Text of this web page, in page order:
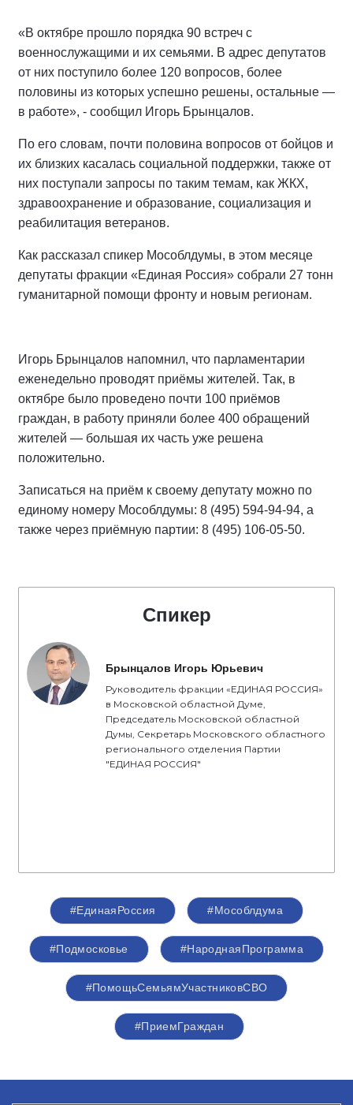
«В октябре прошло порядка 90 встреч с
военнослужащими и их семьями. В адрес депутатов
от них поступило более 120 вопросов, более
половины из которых успешно решены, остальные —
в работе», - сообщил Игорь Брынцалов.
По его словам, почти половина вопросов от бойцов и
их близких касалась социальной поддержки, также от
них поступали запросы по таким темам, как ЖКХ,
здравоохранение и образование, социализация и
реабилитация ветеранов.
Как рассказал спикер Мособлдумы, в этом месяце
депутаты фракции «Единая Россия» собрали 27 тонн
гуманитарной помощи фронту и новым регионам.
Игорь Брынцалов напомнил, что парламентарии
еженедельно проводят приёмы жителей. Так, в
октябре было проведено почти 100 приёмов
граждан, в работу приняли более 400 обращений
жителей — большая их часть уже решена
положительно.
Записаться на приём к своему депутату можно по
единому номеру Мособлдумы: 8 (495) 594-94-94, а
также через приёмную партии: 8 (495) 106-05-50.
Спикер
Брынцалов Игорь Юрьевич
Руководитель фракции «ЕДИНАЯ РОССИЯ»
в Московской областной Думе,
Председатель Московской областной
Думы, Секретарь Московского областного
регионального отделения Партии
"ЕДИНАЯ РОССИЯ"
#ЕдинаяРоссия #Мособлдума
#Подмосковье #НароднаяПрограмма
#ПомощьСемьямУчастниковСВО
#ПриемГраждан